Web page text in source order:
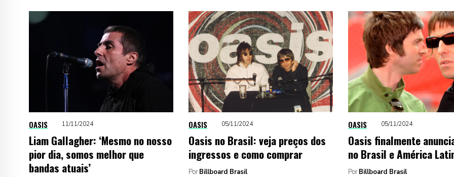
OASIS 11/11/2024
Liam Gallagher: ‘Mesmo no nosso
pior dia, somos melhor que
bandas atuais’
OASIS 05/11/2024
Oasis no Brasil: veja preços dos
ingressos e como comprar
Por Billboard Brasil
OASIS 05/11/2024
Oasis finalmente
no Brasil e América
Por Billboard Brasil